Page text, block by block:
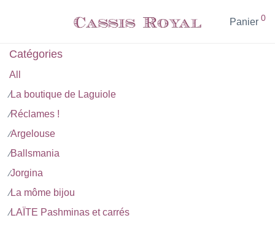
Panier 0
Catégories
All
⁄La boutique de Laguiole
⁄Réclames !
⁄Argelouse
⁄Ballsmania
⁄Jorgina
⁄La môme bijou
⁄LAÏTE Pashminas et carrés